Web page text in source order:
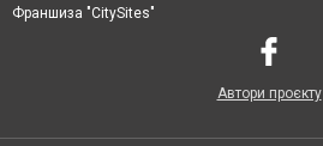
Франшиза "CitySites"
Автори проєкту